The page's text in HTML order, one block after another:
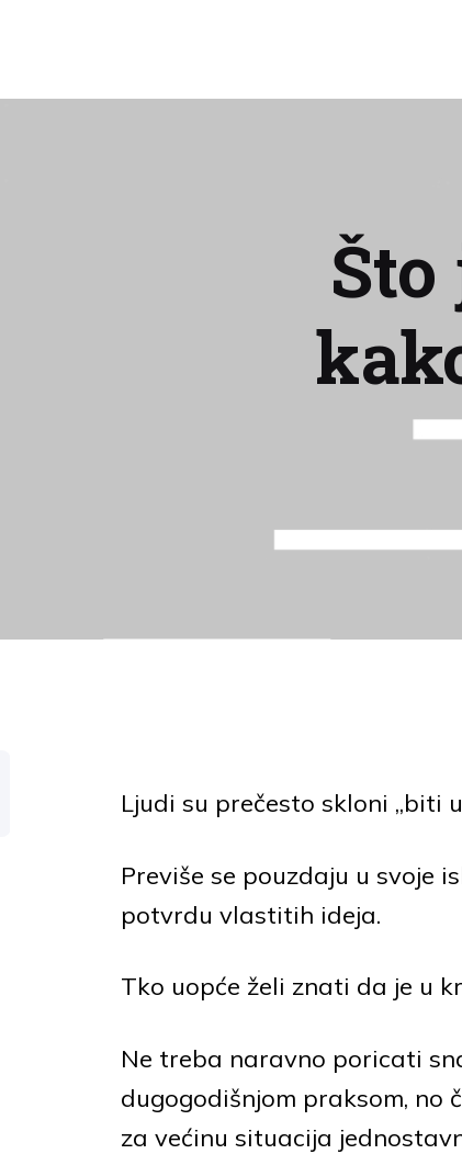
Ljudi su prečesto skloni „biti
Previše se pouzdaju u svoje
potvrdu vlastitih ideja.
Tko uopće želi znati da je u
Ne treba naravno poricati
dugogodišnjom praksom, no
za većinu situacija